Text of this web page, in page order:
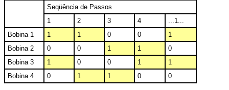
Seqüência de Passos
1
2 3 4
...1...
Bobina 1
1 1 0 0
1
Bobina 2
0 0 1 1
0
Bobina 3
1 0 0 1
1
Bobina 4
0 1 1 0 0